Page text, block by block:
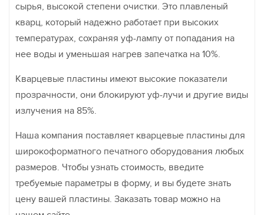
сырья, высокой степени очистки. Это плавленый
кварц, который надежно работает при высоких
температурах, сохраняя уф-лампу от попадания на
нее воды и уменьшая нагрев запечатка на 10%.
Кварцевые пластины имеют высокие показатели
прозрачности, они блокируют уф-лучи и другие виды
излучения на 85%.
Наша компания поставляет кварцевые пластины для
широкоформатного печатного оборудования любых
размеров. Чтобы узнать стоимость, введите
требуемые параметры в форму, и вы будете знать
цену вашей пластины. Заказать товар можно на